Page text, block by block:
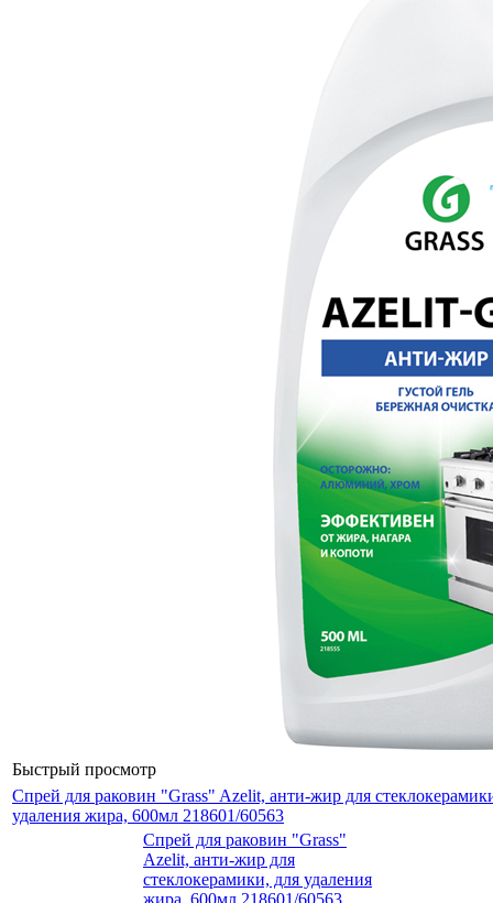
Быстрый просмотр
Спрей для раковин "Grass" Azelit, анти-жир для
удаления жира, 600мл 218601/60563
Спрей для раковин "Grass"
Azelit, анти-жир для
стеклокерамики, для удаления
жира, 600мл 218601/60563